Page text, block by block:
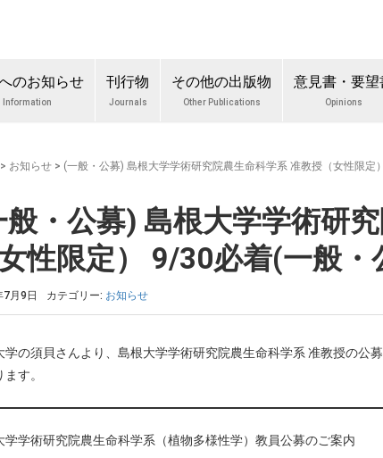
のお知らせ
Information
刊行物
Journals
その他の出版物
Other Publications
意見書・要望
Opinions
> お知らせ> (一般・公募) 島根大学学術研究院農生命科学系 准教授（女性限定
般・公募) 島根大学学術研
女性限定） 9/30必着(一般・
月9日 カテゴリー: お知らせ
学の須貝さんより、島根大学学術研究院農生命科学系 准教授の公
す。
学学術研究院農生命科学系（植物多様性学）教員公募のご案内